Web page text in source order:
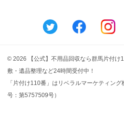
© 2026 【公式】不用品回収なら群馬片付け
敷・遺品整理など24時間受付中！
「片付け110番」はリベラルマーケティン
号：第5757509号）